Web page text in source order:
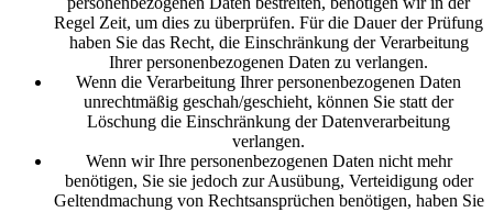
Regel Zeit, um dies zu überprüfen. Für die Dauer der Prüfung
haben Sie das Recht, die Einschränkung der Verarbeitung
Ihrer personenbezogenen Daten zu verlangen.
Wenn die Verarbeitung Ihrer personenbezogenen Daten
unrechtmäßig geschah/geschieht, können Sie statt der
Löschung die Einschränkung der Datenverarbeitung
verlangen.
Wenn wir Ihre personenbezogenen Daten nicht mehr
benötigen, Sie sie jedoch zur Ausübung, Verteidigung oder
Geltendmachung von Rechtsansprüchen benötigen, haben Sie